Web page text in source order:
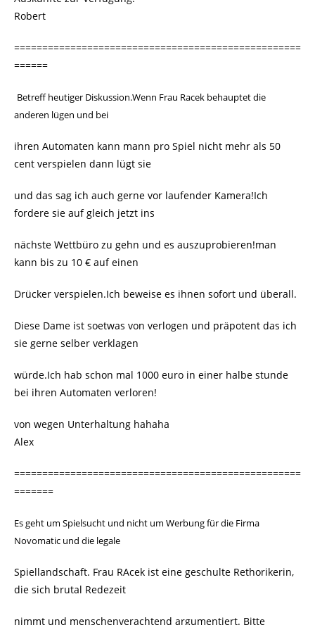
Robert
===================================================
======
Betreff heutiger Diskussion.Wenn Frau Racek behauptet die
anderen lügen und bei
ihren Automaten kann mann pro Spiel nicht mehr als 50
cent verspielen dann lügt sie
und das sag ich auch gerne vor laufender Kamera!Ich
fordere sie auf gleich jetzt ins
nächste Wettbüro zu gehn und es auszuprobieren!man
kann bis zu 10 € auf einen
Drücker verspielen.Ich beweise es ihnen sofort und überall.
Diese Dame ist soetwas von verlogen und präpotent das ich
sie gerne selber verklagen
würde.Ich hab schon mal 1000 euro in einer halbe stunde
bei ihren Automaten verloren!
von wegen Unterhaltung hahaha
Alex
===================================================
=======
Es geht um Spielsucht und nicht um Werbung für die Firma
Novomatic und die legale
Spiellandschaft. Frau RAcek ist eine geschulte Rethorikerin,
die sich brutal Redezeit
nimmt und menschenverachtend argumentiert. Bitte